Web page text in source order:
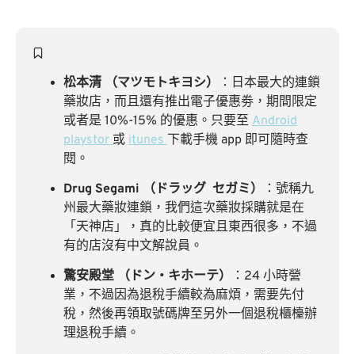
松本清 （マツモトキヨシ）
：日本最大的連鎖
藥妝店，而且還有推出電子優惠劵，期間限定
或者是 10%-15% 的優惠。只要至 Android
playstor 或 itunes 下載手機 app 即可隨時查
閱。
Drug Segami （ドラッグ セガミ）
：號稱九
州最大藥妝連鎖，我們這次藥妝採購就是在
「天神店」，真的比較便宜且東西很多，不過
有的店沒有中文解說員。
驚安殿堂 （ドン・キホーテ）
：24 小時營
業，不過因為退稅手續較為麻煩，需要先付
稅，然後再領取號碼牌至另外一個退稅櫃檯辦
理退稅手續。